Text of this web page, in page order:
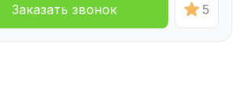
Заказать звонок 5